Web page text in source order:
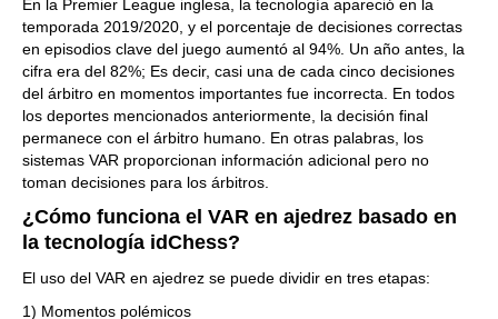
En la Premier League inglesa, la tecnología apareció en la
temporada 2019/2020, y el porcentaje de decisiones correctas
en episodios clave del juego aumentó al 94%. Un año antes, la
cifra era del 82%; Es decir, casi una de cada cinco decisiones
del árbitro en momentos importantes fue incorrecta. En todos
los deportes mencionados anteriormente, la decisión final
permanece con el árbitro humano. En otras palabras, los
sistemas VAR proporcionan información adicional pero no
toman decisiones para los árbitros.
¿Cómo funciona el VAR en ajedrez basado en
la tecnología idChess?
El uso del VAR en ajedrez se puede dividir en tres etapas:
1) Momentos polémicos